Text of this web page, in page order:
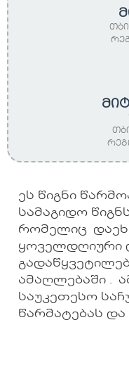
ეს წიგნი
სამაგიდო
რომელიც
ყოველდღიური
ამაღლებაში .
საუკეთესო
წარმატებას